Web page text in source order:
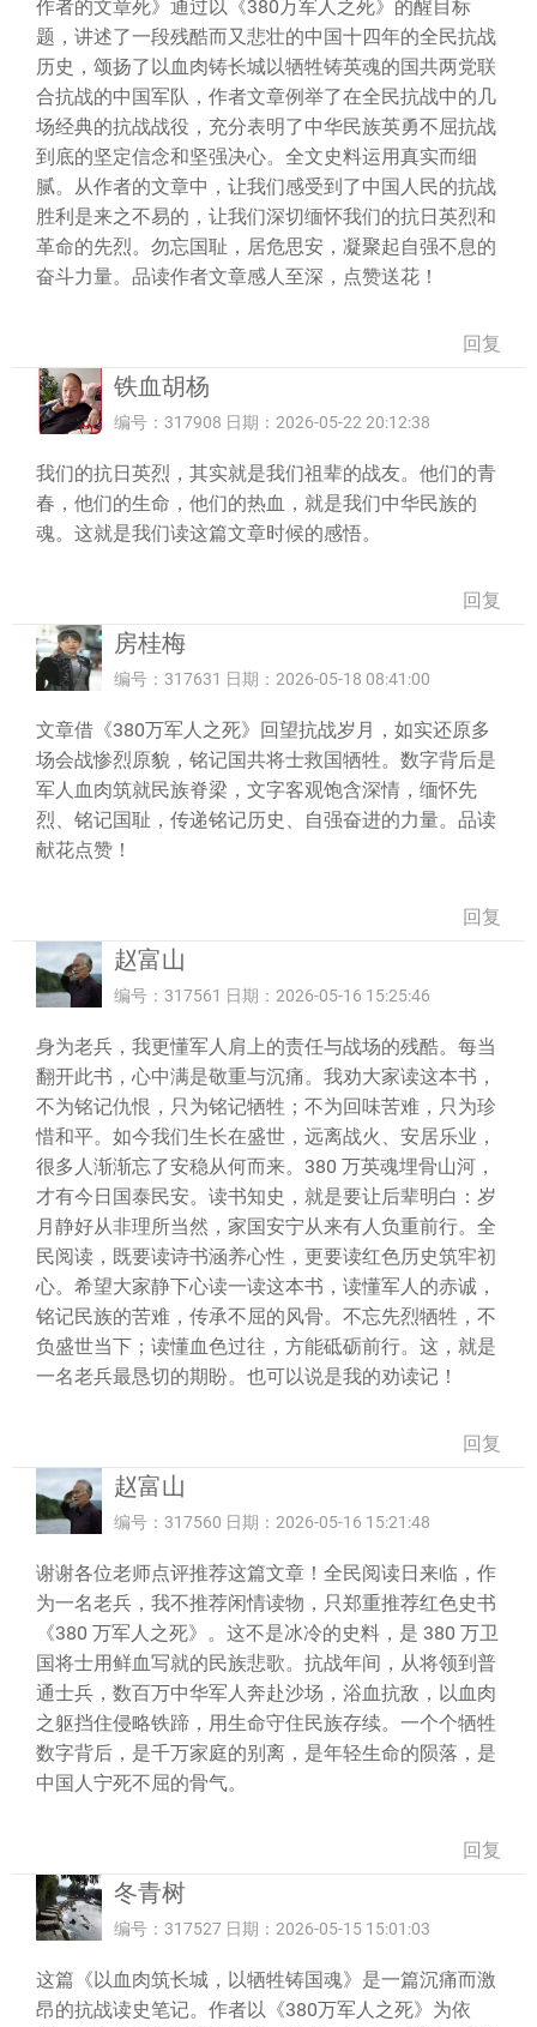
作者的文章死》通过以《380万军人之死》的醒目标
题，讲述了一段残酷而又悲壮的中国十四年的全民抗战
历史，颂扬了以血肉铸长城以牺牲铸英魂的国共两党联
合抗战的中国军队，作者文章例举了在全民抗战中的几
场经典的抗战战役，充分表明了中华民族英勇不屈抗战
到底的坚定信念和坚强决心。全文史料运用真实而细
腻。从作者的文章中，让我们感受到了中国人民的抗战
胜利是来之不易的，让我们深切缅怀我们的抗日英烈和
革命的先烈。勿忘国耻，居危思安，凝聚起自强不息的
奋斗力量。品读作者文章感人至深，点赞送花！
回复
铁血胡杨
编号：317908 日期：2026-05-22 20:12:38
我们的抗日英烈，其实就是我们祖辈的战友。他们的青
春，他们的生命，他们的热血，就是我们中华民族的
魂。这就是我们读这篇文章时候的感悟。
回复
房桂梅
编号：317631 日期：2026-05-18 08:41:00
文章借《380万军人之死》回望抗战岁月，如实还原多
场会战惨烈原貌，铭记国共将士救国牺牲。数字背后是
军人血肉筑就民族脊梁，文字客观饱含深情，缅怀先
烈、铭记国耻，传递铭记历史、自强奋进的力量。品读
献花点赞！
回复
赵富山
编号：317561 日期：2026-05-16 15:25:46
身为老兵，我更懂军人肩上的责任与战场的残酷。每当
翻开此书，心中满是敬重与沉痛。我劝大家读这本书，
不为铭记仇恨，只为铭记牺牲；不为回味苦难，只为珍
惜和平。如今我们生长在盛世，远离战火、安居乐业，
很多人渐渐忘了安稳从何而来。380 万英魂埋骨山河，
才有今日国泰民安。读书知史，就是要让后辈明白：岁
月静好从非理所当然，家国安宁从来有人负重前行。全
民阅读，既要读诗书涵养心性，更要读红色历史筑牢初
心。希望大家静下心读一读这本书，读懂军人的赤诚，
铭记民族的苦难，传承不屈的风骨。不忘先烈牺牲，不
负盛世当下；读懂血色过往，方能砥砺前行。这，就是
一名老兵最恳切的期盼。也可以说是我的劝读记！
回复
赵富山
编号：317560 日期：2026-05-16 15:21:48
谢谢各位老师点评推荐这篇文章！全民阅读日来临，作
为一名老兵，我不推荐闲情读物，只郑重推荐红色史书
《380 万军人之死》。这不是冰冷的史料，是 380 万卫
国将士用鲜血写就的民族悲歌。抗战年间，从将领到普
通士兵，数百万中华军人奔赴沙场，浴血抗敌，以血肉
之躯挡住侵略铁蹄，用生命守住民族存续。一个个牺牲
数字背后，是千万家庭的别离，是年轻生命的陨落，是
中国人宁死不屈的骨气。
回复
冬青树
编号：317527 日期：2026-05-15 15:01:03
这篇《以血肉筑长城，以牺牲铸国魂》是一篇沉痛而激
昂的抗战读史笔记。作者以《380万军人之死》为依